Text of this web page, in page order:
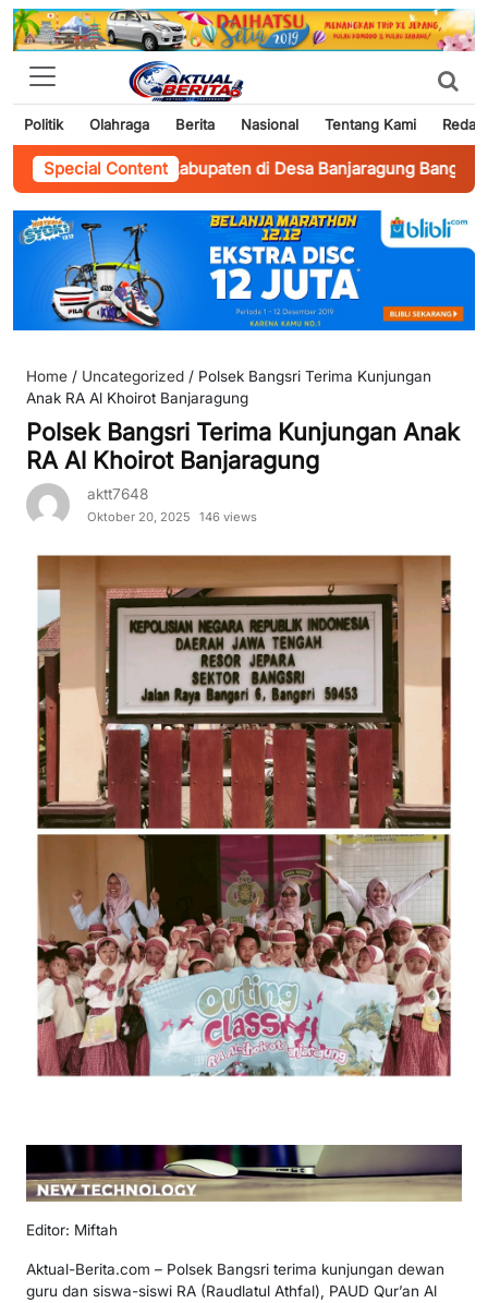
Politik Olahraga Berita Nasional Tentang Kami
Special Content
Jalan Kabupaten di Desa Banjaragung Bangsri Jepara-
Home / Uncategorized / Polsek Bangsri Terima Kunjungan
Anak RA Al Khoirot Banjaragung
Polsek Bangsri Terima Kunjungan Anak
RA Al Khoirot Banjaragung
aktt7648
Oktober 20, 2025 146 views
Editor: Miftah
Aktual-Berita.com – Polsek Bangsri terima kunjungan dewan
guru dan siswa-siswi RA (Raudlatul Athfal), PAUD Qur’an Al